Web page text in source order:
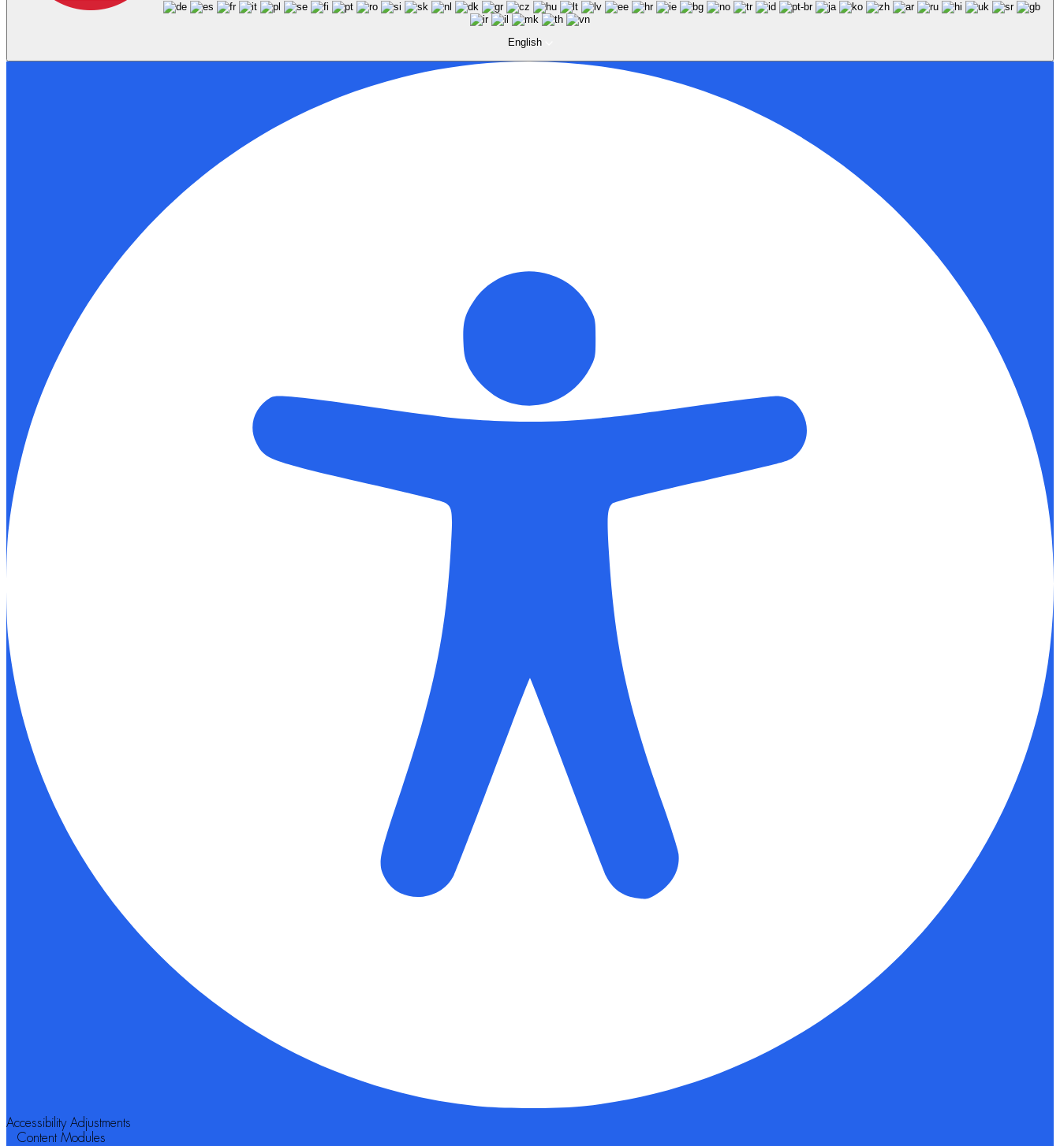
English
Accessibility Adjustments
Content Modules